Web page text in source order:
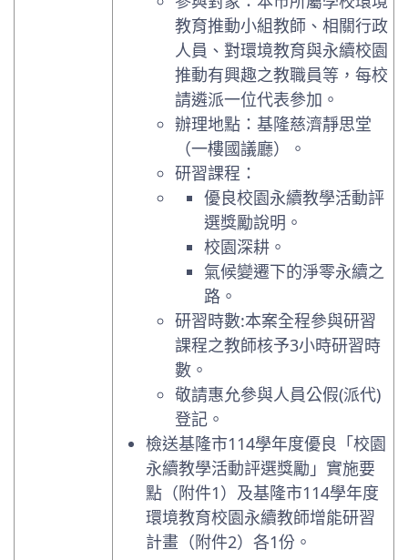
教育推動小組教師、相關行政
人員、對環境教育與永續校園
推動有興趣之教職員等，每校
請遴派一位代表參加。
辦理地點：基隆慈濟靜思堂
（一樓國議廳）。
研習課程：
優良校園永續教學活動評
選獎勵說明。
校園深耕。
氣候變遷下的淨零永續之
路。
研習時數:本案全程參與研習
課程之教師核予3小時研習時
數。
敬請惠允參與人員公假(派代)
登記。
檢送基隆市114學年度優良「校園
永續教學活動評選獎勵」實施要
點（附件1）及基隆市114學年度
環境教育校園永續教師增能研習
計畫（附件2）各1份。